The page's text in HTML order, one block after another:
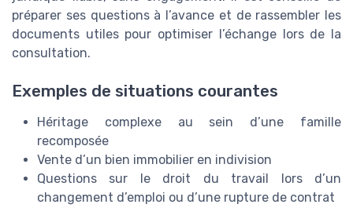
préparer ses questions à l’avance et de rassembler les
documents utiles pour optimiser l’échange lors de la
consultation.
Exemples de situations courantes
Héritage complexe au sein d’une famille
recomposée
Vente d’un bien immobilier en indivision
Questions sur le droit du travail lors d’un
changement d’emploi ou d’une rupture de contrat